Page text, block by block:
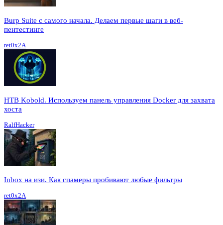
Burp Suite с самого начала. Делаем первые шаги в веб-
пентестинге
ret0x2A
HTB Kobold. Используем панель управления Docker для захвата
хоста
RalfHacker
Inbox на изи. Как спамеры пробивают любые фильтры
ret0x2A